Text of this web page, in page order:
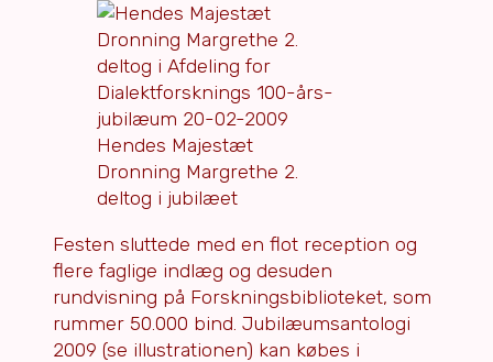
Hendes Majestæt
Dronning Margrethe 2.
deltog i jubilæet
Festen sluttede med en flot reception og
flere faglige indlæg og desuden
rundvisning på Forskningsbiblioteket, som
rummer 50.000 bind. Jubilæumsantologi
2009 (se illustrationen) kan købes i